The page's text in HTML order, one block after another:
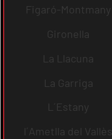
Figaró-Montmany
Gironella
La Llacuna
La Garriga
L´Estany
l´Ametlla del Vallès